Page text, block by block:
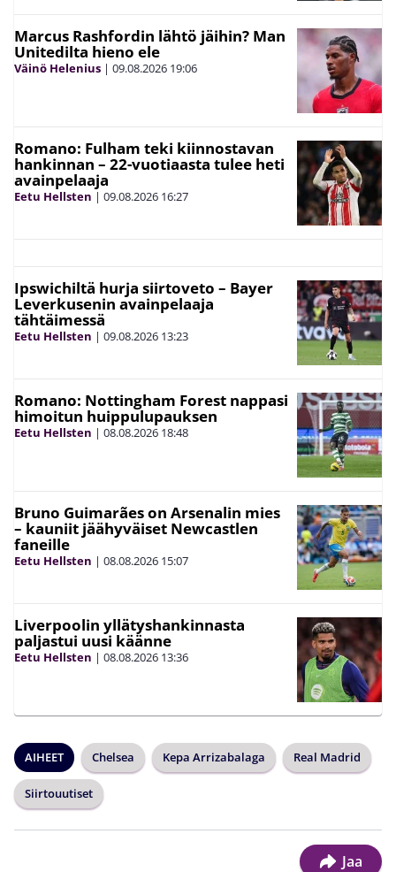
Marcus Rashfordin lähtö jäihin? Man
Unitedilta hieno ele
Väinö Helenius | 09.08.2026 19:06
Romano: Fulham teki kiinnostavan
hankinnan – 22-vuotiaasta tulee heti
avainpelaaja
Eetu Hellsten | 09.08.2026 16:27
Ipswichiltä hurja siirtoveto – Bayer
Leverkusenin avainpelaaja
tähtäimessä
Eetu Hellsten | 09.08.2026 13:23
Romano: Nottingham Forest nappasi
himoitun huippulupauksen
Eetu Hellsten | 08.08.2026 18:48
Bruno Guimarães on Arsenalin mies
– kauniit jäähyväiset Newcastlen
faneille
Eetu Hellsten | 08.08.2026 15:07
Liverpoolin yllätyshankinnasta
paljastui uusi käänne
Eetu Hellsten | 08.08.2026 13:36
AIHEET Chelsea Kepa Arrizabalaga Real Madrid
Siirtouutiset
Jaa